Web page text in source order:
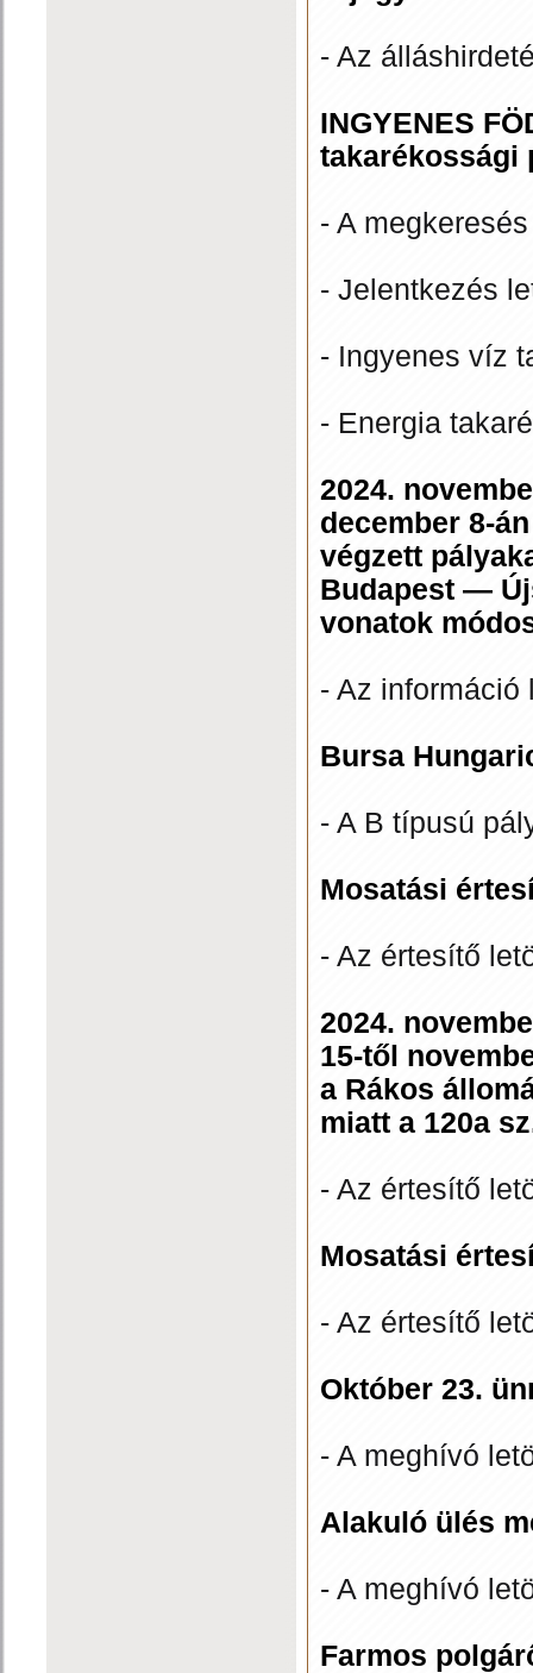
- Az
INGYENES
takarékossági
- A
- Jelentkezés
- Ingyenes víz
- Energia
2024.
december 8-
végzett
Budapest —
vonatok
- Az információ
Bursa
- A B típusú
Mosatási
- Az értesítő
2024.
15-től
a Rákos
miatt a 120a
- Az értesítő
Mosatási
- Az értesítő
Október 23.
- A meghívó
Alakuló ülés
- A meghívó
Farmos